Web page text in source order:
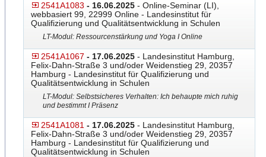
2541A1083 - 16.06.2025 - Online-Seminar (LI),
webbasiert 99, 22999 Online - Landesinstitut für
Qualifizierung und Qualitätsentwicklung in Schulen
LT-Modul: Ressourcenstärkung und Yoga I Online
2541A1067 - 17.06.2025 - Landesinstitut Hamburg,
Felix-Dahn-Straße 3 und/oder Weidenstieg 29, 20357
Hamburg - Landesinstitut für Qualifizierung und
Qualitätsentwicklung in Schulen
LT-Modul: Selbstsicheres Verhalten: Ich behaupte mich ruhig
und bestimmt I Präsenz
2541A1081 - 17.06.2025 - Landesinstitut Hamburg,
Felix-Dahn-Straße 3 und/oder Weidenstieg 29, 20357
Hamburg - Landesinstitut für Qualifizierung und
Qualitätsentwicklung in Schulen